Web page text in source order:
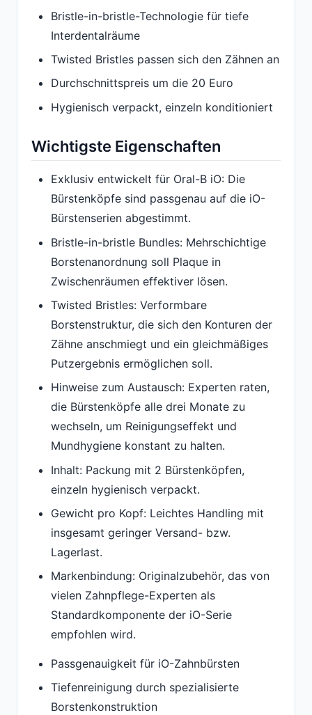
Bristle-in-bristle-Technologie für tiefe
Interdentalräume
Twisted Bristles passen sich den Zähnen an
Durchschnittspreis um die 20 Euro
Hygienisch verpackt, einzeln konditioniert
Wichtigste Eigenschaften
Exklusiv entwickelt für Oral-B iO: Die
Bürstenköpfe sind passgenau auf die iO-
Bürstenserien abgestimmt.
Bristle-in-bristle Bundles: Mehrschichtige
Borstenanordnung soll Plaque in
Zwischenräumen effektiver lösen.
Twisted Bristles: Verformbare
Borstenstruktur, die sich den Konturen der
Zähne anschmiegt und ein gleichmäßiges
Putzergebnis ermöglichen soll.
Hinweise zum Austausch: Experten raten,
die Bürstenköpfe alle drei Monate zu
wechseln, um Reinigungseffekt und
Mundhygiene konstant zu halten.
Inhalt: Packung mit 2 Bürstenköpfen,
einzeln hygienisch verpackt.
Gewicht pro Kopf: Leichtes Handling mit
insgesamt geringer Versand- bzw.
Lagerlast.
Markenbindung: Originalzubehör, das von
vielen Zahnpflege-Experten als
Standardkomponente der iO-Serie
empfohlen wird.
Passgenauigkeit für iO-Zahnbürsten
Tiefenreinigung durch spezialisierte
Borstenkonstruktion